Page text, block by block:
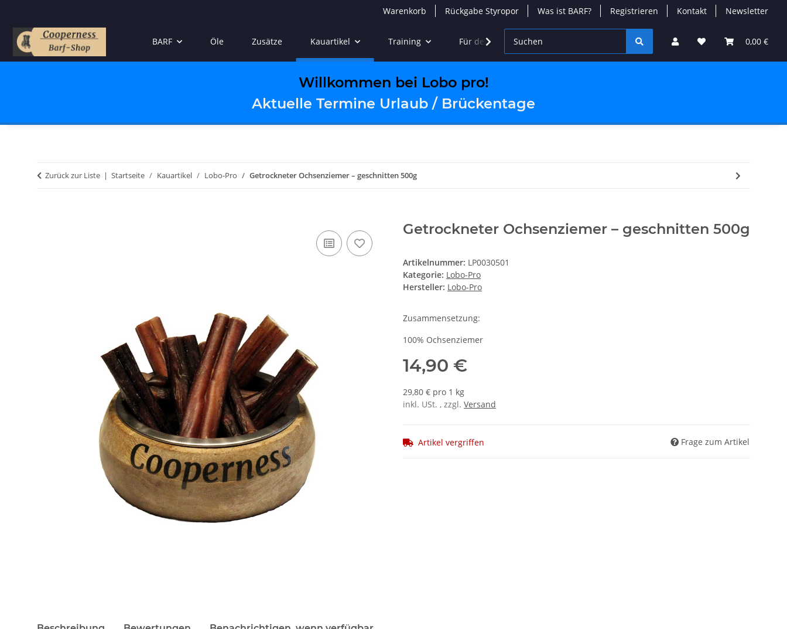
Warenkorb Rückgabe Styropor Was ist BARF? Registrieren Kontakt Newsletter
0,00 €
BARF Öle Zusätze Kauartikel Training Für den Urlaub
Willkommen bei Lobo pro!
Aktuelle Termine Urlaub / Brückentage
Zurück zur Liste Startseite Kauartikel Lobo-Pro Getrockneter Ochsenziemer – geschnitten 500g
Getrockneter Ochsenziemer – geschnitten 500g
Artikelnummer: LP0030501
Kategorie: Lobo-Pro
Hersteller: Lobo-Pro
Zusammensetzung:
100% Ochsenziemer
14,90 €
29,80 € pro 1 kg
inkl. USt. , zzgl. Versand
Artikel vergriffen Frage zum Artikel